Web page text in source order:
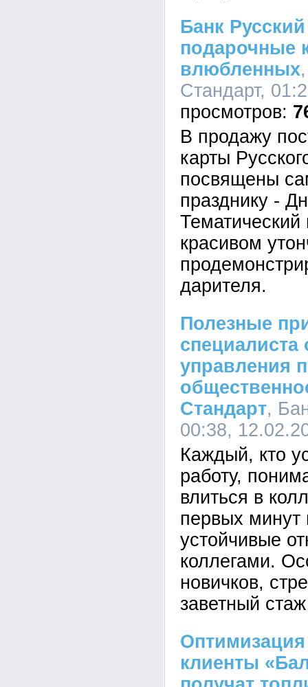
Банк
подарочные
влюбленных
Стандарт,
В продажу
карты
посвящены
празднику -
красивом
дарителя.
Полезные
специалиста
управления
Стандарт,
00:38,
Каждый, кто
работу,
влиться в
первых минут
устойчивые
коллегами.
новичков,
заветный
Оптимизация
клиенты